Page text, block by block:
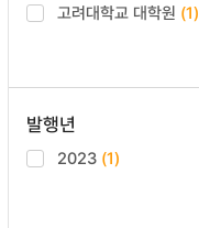
고려대학교 대학원 (1)
발행년
2023 (1)